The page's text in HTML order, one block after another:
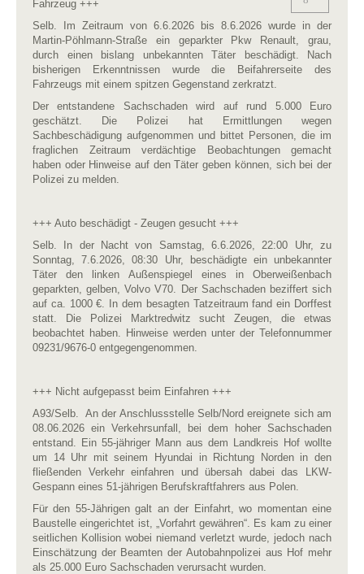
Fahrzeug +++
Selb. Im Zeitraum von 6.6.2026 bis 8.6.2026 wurde in der
Martin-Pöhlmann-Straße ein geparkter Pkw Renault, grau,
durch einen bislang unbekannten Täter beschädigt. Nach
bisherigen Erkenntnissen wurde die Beifahrerseite des
Fahrzeugs mit einem spitzen Gegenstand zerkratzt.
Der entstandene Sachschaden wird auf rund 5.000 Euro
geschätzt. Die Polizei hat Ermittlungen wegen
Sachbeschädigung aufgenommen und bittet Personen, die im
fraglichen Zeitraum verdächtige Beobachtungen gemacht
haben oder Hinweise auf den Täter geben können, sich bei der
Polizei zu melden.
+++ Auto beschädigt - Zeugen gesucht +++
Selb. In der Nacht von Samstag, 6.6.2026, 22:00 Uhr, zu
Sonntag, 7.6.2026, 08:30 Uhr, beschädigte ein unbekannter
Täter den linken Außenspiegel eines in Oberweißenbach
geparkten, gelben, Volvo V70. Der Sachschaden beziffert sich
auf ca. 1000 €. In dem besagten Tatzeitraum fand ein Dorffest
statt. Die Polizei Marktredwitz sucht Zeugen, die etwas
beobachtet haben. Hinweise werden unter der Telefonnummer
09231/9676-0 entgegengenommen.
+++ Nicht aufgepasst beim Einfahren +++
A93/Selb. An der Anschlussstelle Selb/Nord ereignete sich am
08.06.2026 ein Verkehrsunfall, bei dem hoher Sachschaden
entstand. Ein 55-jähriger Mann aus dem Landkreis Hof wollte
um 14 Uhr mit seinem Hyundai in Richtung Norden in den
fließenden Verkehr einfahren und übersah dabei das LKW-
Gespann eines 51-jährigen Berufskraftfahrers aus Polen.
Für den 55-Jährigen galt an der Einfahrt, wo momentan eine
Baustelle eingerichtet ist, „Vorfahrt gewähren“. Es kam zu einer
seitlichen Kollision wobei niemand verletzt wurde, jedoch nach
Einschätzung der Beamten der Autobahnpolizei aus Hof mehr
als 25.000 Euro Sachschaden verursacht wurden.